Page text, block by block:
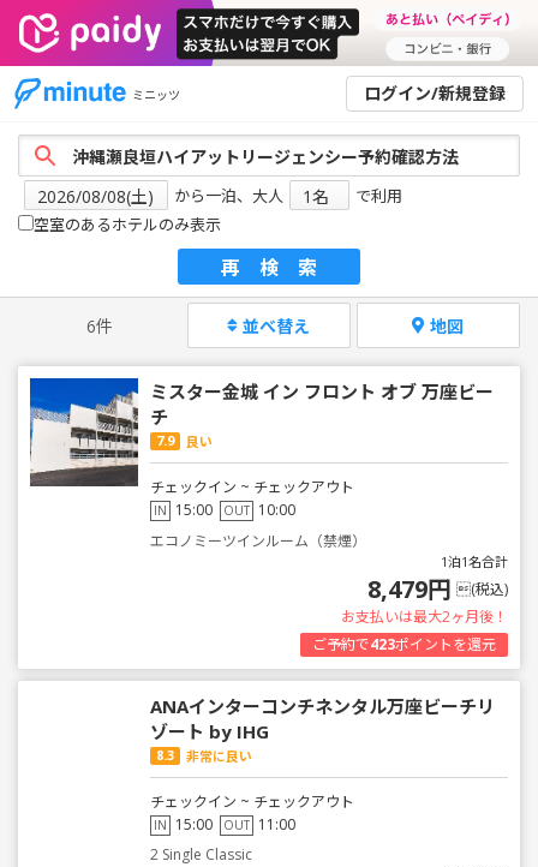
ミニッツ ログイン/新規登録
から一泊、大人
で利用
空室のあるホテルのみ表示
再検索
6件 並べ替え 地図
ミスター金城 イン フロント オブ 万座ビー
チ
7.9 良い
チェックイン ~ チェックアウト
IN 15:00 OUT 10:00
エコノミーツインルーム（禁煙）
1泊1名合計
8,479円 (税込)
お支払いは最大2ヶ月後！
ご予約で423ポイントを還元
ANAインターコンチネンタル万座ビーチリ
ゾート by IHG
8.3 非常に良い
チェックイン ~ チェックアウト
IN 15:00 OUT 11:00
2 Single Classic